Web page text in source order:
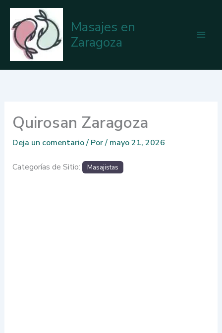
contenido
Masajes en
Zaragoza
Quirosan Zaragoza
Deja un comentario/ Por/ mayo 21, 2026
Categorías de Sitio: Masajistas